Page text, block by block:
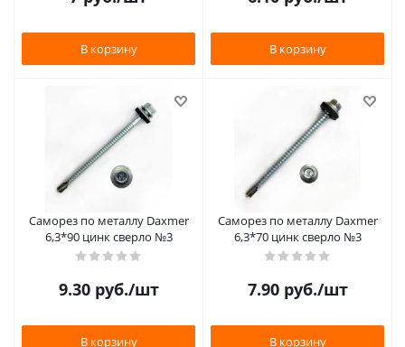
В корзину В корзину
Саморез по металлу Daxmer
6,3*90 цинк сверло №3
9.30руб./шт
В корзину
Саморез по металлу Daxmer
6,3*70 цинк сверло №3
7.90руб./шт
В корзину